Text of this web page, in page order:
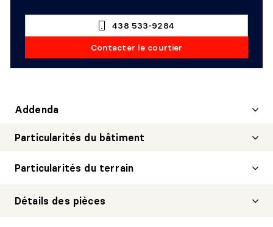
438 533-9284
Contacter le courtier
Addenda
Particularités du bâtiment
Particularités du terrain
Détails des pièces